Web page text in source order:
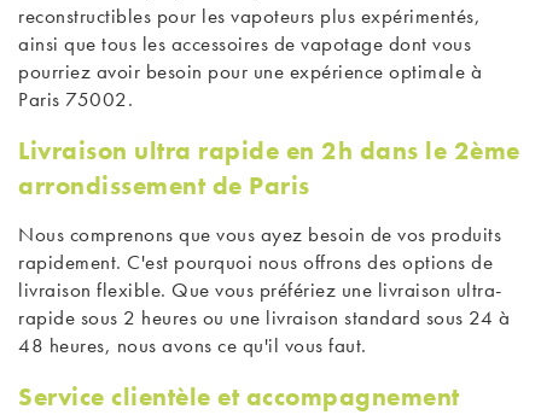
reconstructibles pour les vapoteurs plus expérimentés,
ainsi que tous les accessoires de vapotage dont vous
pourriez avoir besoin pour une expérience optimale à
Paris 75002.
Livraison ultra rapide en 2h dans le 2ème
arrondissement de Paris
Nous comprenons que vous ayez besoin de vos produits
rapidement. C'est pourquoi nous offrons des options de
livraison flexible. Que vous préfériez une livraison ultra-
rapide sous 2 heures ou une livraison standard sous 24 à
48 heures, nous avons ce qu'il vous faut.
Service clientèle et accompagnement